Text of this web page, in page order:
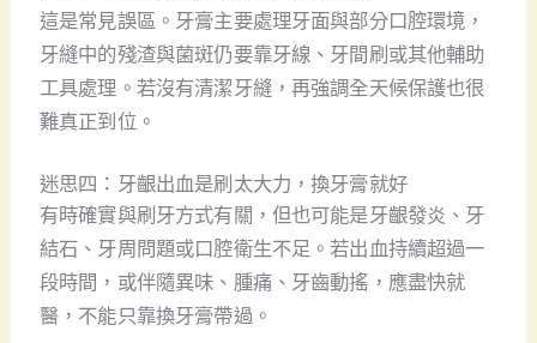
這是常見誤區。牙膏主要處理牙面與部分口腔環境，
牙縫中的殘渣與菌斑仍要靠牙線、牙間刷或其他輔助
工具處理。若沒有清潔牙縫，再強調全天候保護也很
難真正到位。
迷思四：牙齦出血是刷太大力，換牙膏就好
有時確實與刷牙方式有關，但也可能是牙齦發炎、牙
結石、牙周問題或口腔衛生不足。若出血持續超過一
段時間，或伴隨異味、腫痛、牙齒動搖，應盡快就
醫，不能只靠換牙膏帶過。